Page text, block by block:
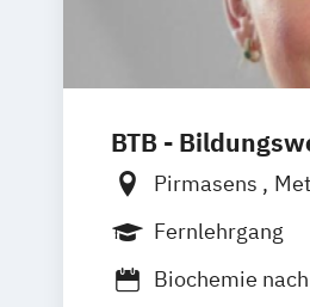
BTB -
Pirmasens
Remscheid
Heidelberg
Frankfurt am
Fernlehrgang
Biochemie